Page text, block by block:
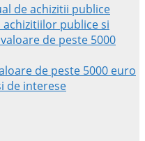
de achizitii publice
publice si
de peste 5000
de peste 5000 euro
de interese